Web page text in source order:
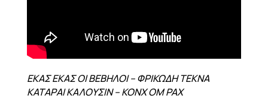
ΕΚΑΣ ΕΚΑΣ ΟΙ ΒΕΒΗΛΟΙ – ΦΡΙΚΩΔΗ ΤΕΚΝΑ
ΚΑΤΑΡΑΙ ΚΑΛΟΥΣΙΝ –KONXOMPAX